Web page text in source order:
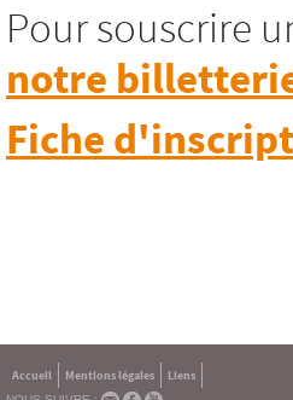
Pour souscrire
notre
Fiche
Accueil Mentions légales
Liens